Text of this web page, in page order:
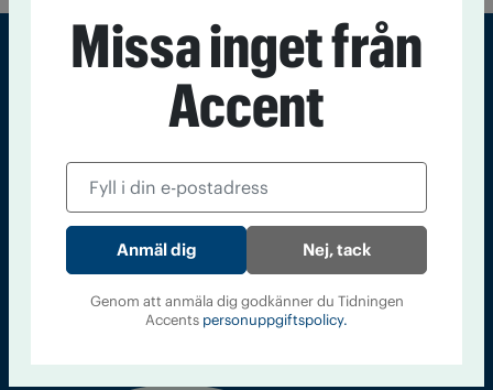
Sveriges största tidning om droger och nykterhet
accent@iogt.se
Chefredaktör och ansvarig utgivare: Barbro Janson Lundkvist,
barbro@a4.se.
Missa inget från
Accent
Nej, tack
Genom att anmäla dig godkänner du Tidningen
Accents personuppgiftspolicy.